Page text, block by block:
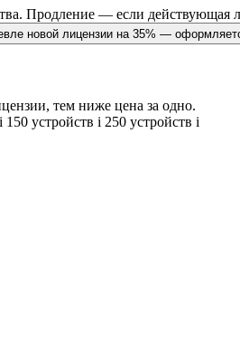
Продление — если действующая
новой лицензии на 35% —
тем ниже цена за одно.
i 150 устройств i 250 устройств i